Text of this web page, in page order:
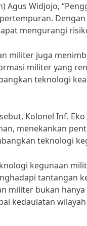
Agus Widjojo,
mengurangi
militer juga
militer yang
teknologi
Kolonel Inf.
menekankan
teknologi
kegunaan
tantangan
militer bukan
kedaulatan